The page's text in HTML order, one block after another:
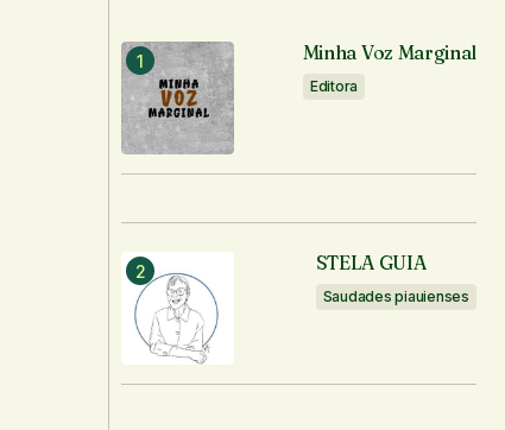
Minha Voz Marginal
Editora
STELA GUIA
Saudades piauienses